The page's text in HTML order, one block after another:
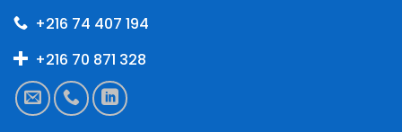
+216 74 407 194
+216 70 871 328